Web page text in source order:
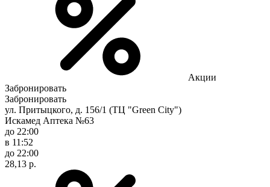
Акции
Забронировать
Забронировать
ул. Притыцкого, д. 156/1 (ТЦ "Green City")
Искамед Аптека №63
до 22:00
в 11:52
до 22:00
28,13 р.